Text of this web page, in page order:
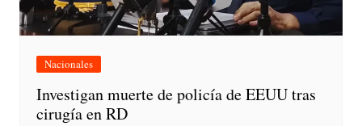
Nacionales
Investigan muerte de policía de EEUU tras
cirugía en RD